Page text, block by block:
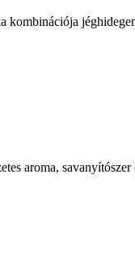
aroma,